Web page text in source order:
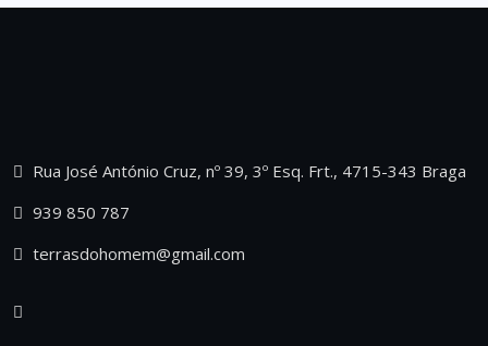
Rua José António Cruz, nº 39, 3º Esq. Frt., 4715-343 Braga
939 850 787
terrasdohomem@gmail.com